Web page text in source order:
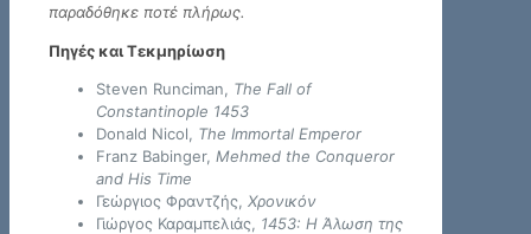
παραδόθηκε ποτέ πλήρως.
Πηγές και Τεκμηρίωση
Steven Runciman, The Fall of
Constantinople 1453
Donald Nicol, The Immortal Emperor
Franz Babinger, Mehmed the Conqueror
and His Time
Γεώργιος Φραντζής, Χρονικόν
Γιώργος Καραμπελιάς, 1453: Η Άλωση της